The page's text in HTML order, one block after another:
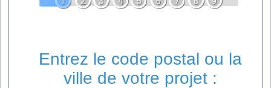
Entrez le code postal ou la
ville de votre projet :